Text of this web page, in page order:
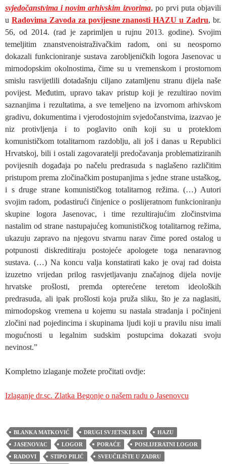
svjedočanstvima i novim arhivskim izvorima, po prvi puta objavili
u Radovima Zavoda za povijesne znanosti HAZU u Zadru, br.
56, od 2014. (rad je zaprimljen u rujnu 2013. godine). Svojim
temeljitim znanstvenoistraživačkim radom, oni su neosporno
dokazali funkcioniranje sustava zarobljeničkih logora Jasenovac u
mirnodopskim okolnostima, čime su u vremenskom i prostornom
smislu rasvijetlili dotadašnju ciljano zatamljenu stranu dijela naše
povijest. Međutim, upravo takav pristup koji je rezultirao novim
saznanjima i rezultatima, a sve temeljeno na izvornom arhivskom
gradivu, dokumentima i vjerodostojnim svjedočanstvima, izazvao je
niz protivljenja i to poglavito onih koji su u proteklom
komunističkom totalitarnom razdoblju, ali još i danas u Republici
Hrvatskoj, bili i ostali zagovaratelji predočavanja problematiziranih
povijesnih događaja po načelu predrasuda s naglašeno različitim
pristupom prema zločinačkim postupanjima s jedne strane ustaškog,
i s druge strane komunističkog totalitarnog režima. (…) Autori
svojim radom, podastirući činjenice o poslijeratnom funkcioniranju
skupine logora Jasenovac, i time rezultirajućim zločinstvima
nastalim od strane nastupajućeg komunističkog totalitarnog režima,
ukazuju zapravo na njegovu stvarnu narav čime pored ostalog u
potpunosti diskreditiraju postojeće apologete toga nenaravnog
sustava. (…) Na koncu valja konstatirati kako je ovaj rad doista
izuzetno vrijedan prilog rasvjetljavanju značajnog dijela novije
hrvatske prošlosti, premda opterećene teretom ideoloških
predrasuda, ali ipak prošlosti koja pruža sliku, što je za naglasiti,
mirnodopskog vremena u kojemu su nastala stradanja i počinjeni
zločini nad pojedincima i skupinama ljudi koji u pravilu nisu imali
mogućnosti u legalnim sudskim postupcima dokazati svoju
nevinost.”
Kompletno izlaganje možete pročitati ovdje:
Izlaganje dr.sc. Zlatka Begonje o našem radu o Jasenovcu
BLANKA MATKOVIĆ DRUGI SVJETSKI RAT
HAZU
JASENOVAC
LOGOR PORAĆE
POSLIJERATNI LOGOR
RADOVI
STIPO PILIĆ SVEUČILIŠTE U ZADRU